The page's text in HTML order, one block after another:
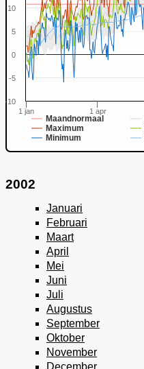
Maandnormaal
Maximum
Minimum
1 jan 1 apr
-10
-5
0
5
10
2002
Januari
Februari
Maart
April
Mei
Juni
Juli
Augustus
September
Oktober
November
December